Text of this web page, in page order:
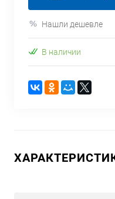
Нашли дешевле
В наличии